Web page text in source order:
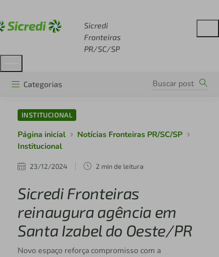
Sicredi
Fronteiras
PR/SC/SP
Categorias
INSTITUCIONAL
Página inicial
Notícias Fronteiras PR/SC/SP
Institucional
23/12/2024 2 min de leitura
Sicredi Fronteiras
reinaugura agência em
Santa Izabel do Oeste/PR
Novo espaço reforça compromisso com a